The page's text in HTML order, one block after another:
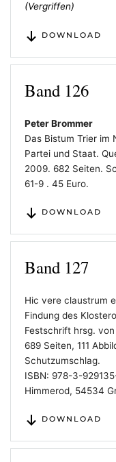
(Vergriffen)
DOWNLOAD
Band 126
Peter Brommer
Das Bistum Trier im
Partei und Staat.
2009. 682 Seiten.
61-9 . 45 Euro.
DOWNLOAD
Band 127
Hic vere claustrum
Findung des
Festschrift hrsg.
689 Seiten, 111
Schutzumschlag.
ISBN: 978-3-
Himmerod, 54534
DOWNLOAD